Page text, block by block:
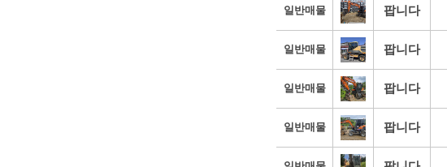
일반매물 팝니다
일반매물 팝니다
일반매물 팝니다
일반매물 팝니다